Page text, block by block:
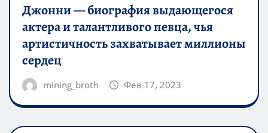
Джонни — биография выдающегося
актера и талантливого певца, чья
артистичность захватывает миллионы
сердец
mining_broth Фев 17, 2023